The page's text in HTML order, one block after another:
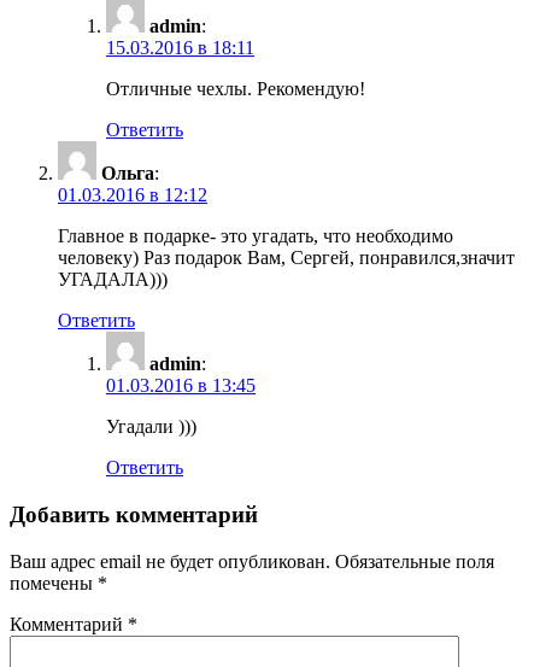
admin:
15.03.2016 в 18:11
Отличные чехлы. Рекомендую!
Ответить
Ольга:
01.03.2016 в 12:12
Главное в подарке- это угадать, что необходимо
человеку) Раз подарок Вам, Сергей, понравился,значит
УГАДАЛА)))
Ответить
admin:
01.03.2016 в 13:45
Угадали )))
Ответить
Добавить комментарий
Ваш адрес email не будет опубликован. Обязательные поля
помечены *
Комментарий *